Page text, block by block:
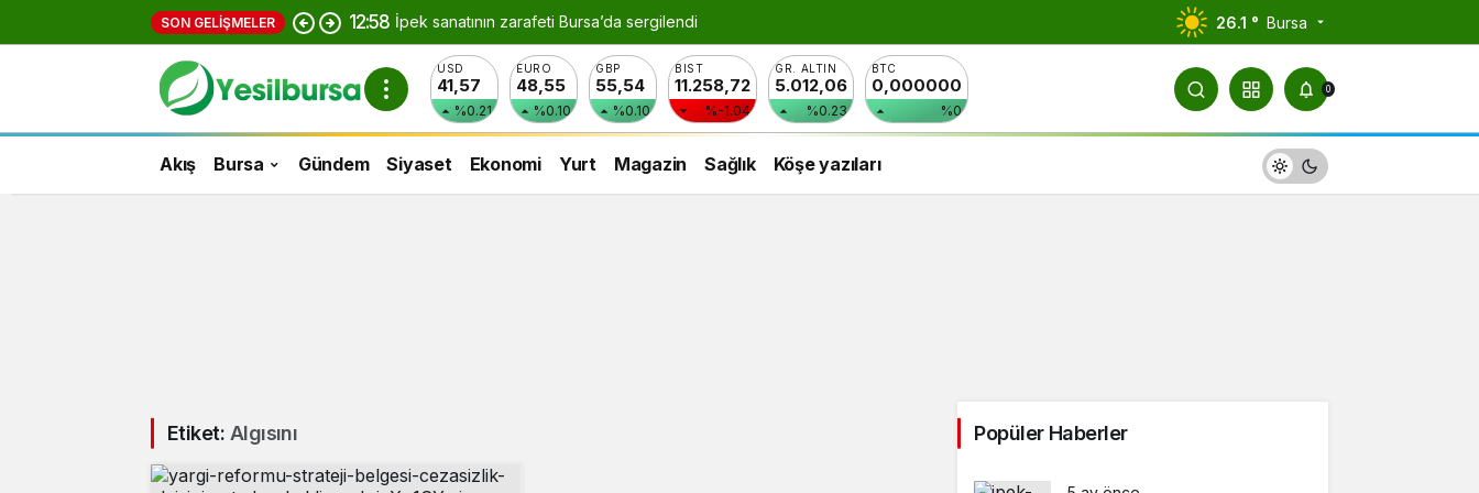
SON GELIŞMELER 12:58 İpek sanatının zarafeti Bursa’da sergilendi 26.1 ° Bursa
USD
41,57
%0.21
EURO
48,55
%0.10
GBP
55,54
%0.10
BIST
11.258,72
%-1.04
GR. ALTIN
5.012,06
%0.23
BTC
0,000000
%0
0
Akış Bursa Gündem Siyaset Ekonomi Yurt Magazin Sağlık Köşe yazıları
Etiket: Algısını Popüler Haberler